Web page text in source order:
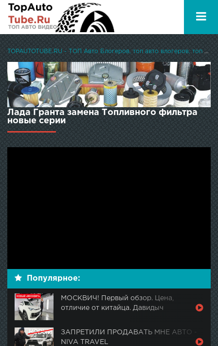
TOPAUTOTUBE.RU - ТОП Авто Блогеров, топ авто влогеров, топ авто ютуберов
Лада Гранта замена Топливного фильтра
новые серии
Популярное:
МОСКВИЧ! Первый обзор. Цена,
отличие от китайца. Давидыч
ЗАПРЕТИЛИ ПРОДАВАТЬ МНЕ АВТО -
NIVA TRAVEL